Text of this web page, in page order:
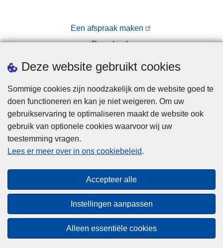
Deze website gebruikt cookies
Sommige cookies zijn noodzakelijk om de website goed te
doen functioneren en kan je niet weigeren. Om uw
gebruikservaring te optimaliseren maakt de website ook
gebruik van optionele cookies waarvoor wij uw
toestemming vragen.
Lees er meer over in ons cookiebeleid.
Accepteer alle
Instellingen aanpassen
Alleen essentiële cookies
Een afspraak maken
Downloads
Privacy
Cookies
Toegankelijkheid
© 2026 Politie.be